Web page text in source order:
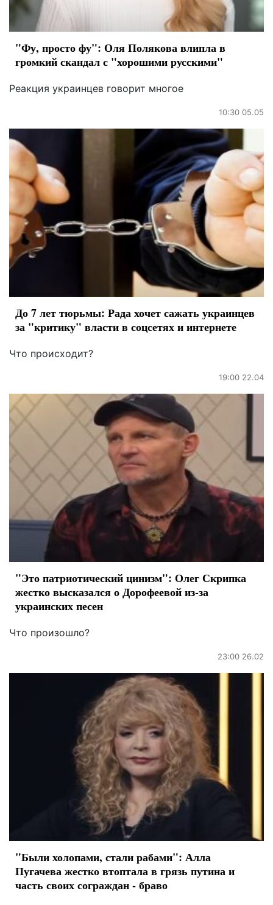
"Фу, просто фу": Оля Полякова влипла в
громкий скандал с "хорошими русскими"
Реакция украинцев говорит многое
10:30 05.05
До 7 лет тюрьмы: Рада хочет сажать украинцев
за "критику" власти в соцсетях и интернете
Что происходит?
19:00 22.04
"Это патриотический цинизм": Олег Скрипка
жестко высказался о Дорофеевой из-за
украинских песен
Что произошло?
23:00 26.02
"Были холопами, стали рабами": Алла
Пугачева жестко втоптала в грязь путина и
часть своих сограждан - браво